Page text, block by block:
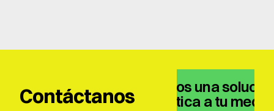
Contáctanos Tenemos una
climática a tu